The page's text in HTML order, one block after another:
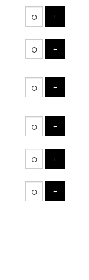
+
+
+
+
+
+